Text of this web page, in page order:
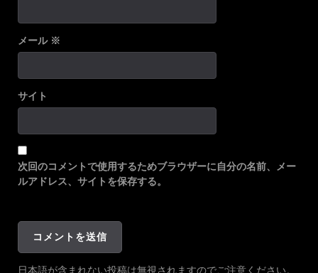
メール ※
サイト
次回のコメントで使用するためブラウザーに自分の名前、メー
ルアドレス、サイトを保存する。
日本語が含まれない投稿は無視されますのでご注意ください。